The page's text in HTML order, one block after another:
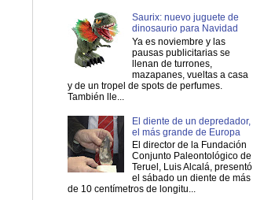
Saurix: nuevo juguete de
dinosaurio para Navidad
Ya es noviembre y las
pausas publicitarias se
llenan de turrones,
mazapanes, vueltas a casa
y de un tropel de spots de perfumes.
También lle...
El diente de un depredador,
el más grande de Europa
El director de la Fundación
Conjunto Paleontológico de
Teruel, Luis Alcalá, presentó
el sábado un diente de más
de 10 centímetros de longitu...